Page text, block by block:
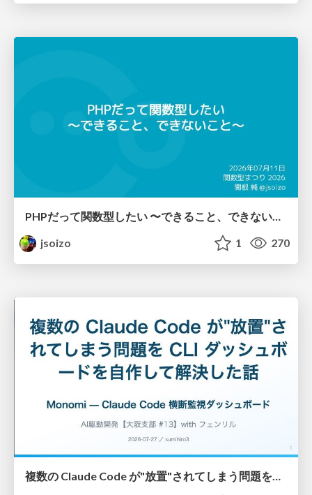
PHPだって関数型したい 〜できること、できないこと〜 / fp-in-php
jsoizo
1 270
複数の Claude Code が"放置"されてしまう問題をCLI ダッシュボードを自作して解決した話